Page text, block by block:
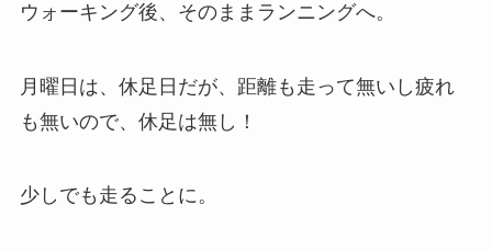
ウォーキング後、そのままランニングへ。
月曜日は、休足日だが、距離も走って無いし疲れ
も無いので、休足は無し！
少しでも走ることに。